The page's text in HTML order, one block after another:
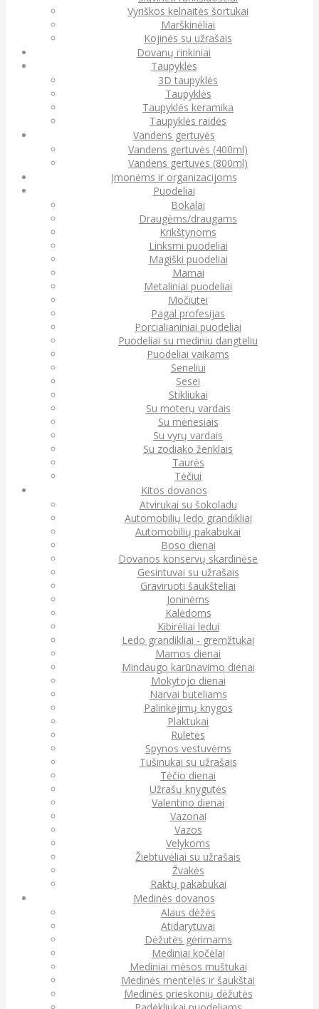
Vyriškos kelnaitės šortukai
Marškinėliai
Kojinės su užrašais
Dovanų rinkiniai
Taupyklės
3D taupyklės
Taupyklės
Taupyklės keramika
Taupyklės raidės
Vandens gertuvės
Vandens gertuvės (400ml)
Vandens gertuvės (800ml)
Įmonėms ir organizacijoms
Puodeliai
Bokalai
Draugėms/draugams
Krikštynoms
Linksmi puodeliai
Magiški puodeliai
Mamai
Metaliniai puodeliai
Močiutei
Pagal profesijas
Porcialianiniai puodeliai
Puodeliai su mediniu dangteliu
Puodeliai vaikams
Seneliui
Sesei
Stikliukai
Su moterų vardais
Su mėnesiais
Su vyrų vardais
Su zodiako ženklais
Taurės
Tėčiui
Kitos dovanos
Atvirukai su šokoladu
Automobilių ledo grandikliai
Automobilių pakabukai
Boso dienai
Dovanos konservų skardinėse
Gesintuvai su užrašais
Graviruoti šaukšteliai
Joninėms
Kalėdoms
Kibirėliai ledui
Ledo grandikliai - gremžtukai
Mamos dienai
Mindaugo karūnavimo dienai
Mokytojo dienai
Narvai buteliams
Palinkėjimų knygos
Plaktukai
Ruletės
Spynos vestuvėms
Tušinukai su užrašais
Tėčio dienai
Užrašų knygutės
Valentino dienai
Vazonai
Vazos
Velykoms
Žiebtuvėliai su užrašais
Žvakės
Raktų pakabukai
Medinės dovanos
Alaus dėžės
Atidarytuvai
Dėžutės gėrimams
Mediniai kočėlai
Mediniai mėsos muštukai
Medinės mentelės ir šaukštai
Medinės prieskonių dėžutės